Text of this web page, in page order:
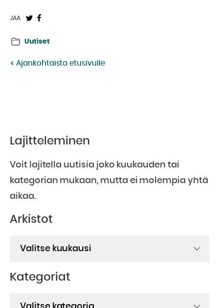
JAA
JaaJaa
Uutiset
Ajankohtaista etusivulle
Lajitteleminen
Voit lajitella uutisia joko kuukauden tai
kategorian mukaan, mutta ei molempia yhtä
aikaa.
Arkistot
Kategoriat